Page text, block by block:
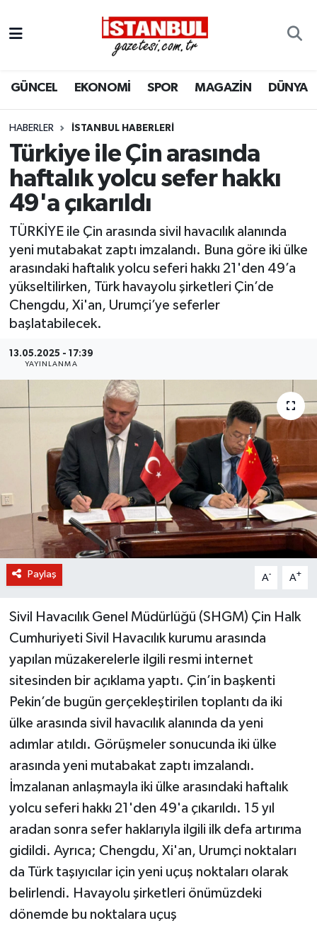
GÜNCEL EKONOMİ SPOR MAGAZİN DÜNYA
HABERLER İSTANBUL HABERLERI
Türkiye ile Çin arasında
haftalık yolcu sefer hakkı
49'a çıkarıldı
TÜRKİYE ile Çin arasında sivil havacılık alanında
yeni mutabakat zaptı imzalandı. Buna göre iki ülke
arasındaki haftalık yolcu seferi hakkı 21'den 49’a
yükseltilirken, Türk havayolu şirketleri Çin’de
Chengdu, Xi'an, Urumçi’ye seferler
başlatabilecek.
13.05.2025 - 17:39
YAYINLANMA
Paylaş A- A+
Sivil Havacılık Genel Müdürlüğü (SHGM) Çin Halk
Cumhuriyeti Sivil Havacılık kurumu arasında
yapılan müzakerelerle ilgili resmi internet
sitesinden bir açıklama yaptı. Çin’in başkenti
Pekin’de bugün gerçekleştirilen toplantı da iki
ülke arasında sivil havacılık alanında da yeni
adımlar atıldı. Görüşmeler sonucunda iki ülke
arasında yeni mutabakat zaptı imzalandı.
İmzalanan anlaşmayla iki ülke arasındaki haftalık
yolcu seferi hakkı 21'den 49'a çıkarıldı. 15 yıl
aradan sonra sefer haklarıyla ilgili ilk defa artırıma
gidildi. Ayrıca; Chengdu, Xi'an, Urumçi noktaları
da Türk taşıyıcılar için yeni uçuş noktaları olarak
belirlendi. Havayolu şirketleri önümüzdeki
dönemde bu noktalara uçuş
EKONOMİ
İSTANBUL
DÜNYA
SPOR
MAGAZİN
KÜLTÜR SANAT
SAĞLIK
OTOMOBİL
KURUMSAL
Nöbetçi Eczaneler
Hava Durumu
Trafik Durumu
Süper Lig Puan Durumu ve Fikstür
Tüm Manşetler
Son Dakika Haberleri
Haber Arşivi